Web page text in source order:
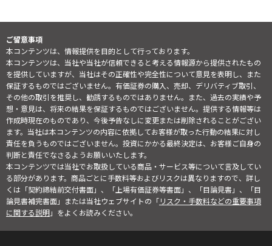
ご留意事項
本コンテンツは、情報提供を目的として行っております。
本コンテンツは、当社や当社が信頼できると考える情報源から提供されたもの
を提供していますが、当社はその正確性や完全性について意見を表明し、また
保証するものではございません。有価証券の購入、売却、デリバティブ取引、
その他の取引を推奨し、勧誘するものではありません。また、過去の実績や予
想・意見は、将来の結果を保証するものではございません。提供する情報等は
作成時現在のものであり、今後予告なしに変更または削除されることがござい
ます。当社は本コンテンツの内容に依拠してお客様が取った行動の結果に対し
責任を負うものではございません。投資にかかる最終決定は、お客様ご自身の
判断と責任でなさるようお願いいたします。
本コンテンツでは当社でお取扱している商品・サービス等について言及してい
る部分があります。商品ごとに手数料等およびリスクは異なりますので、詳し
くは「契約締結前交付書面」、「上場有価証券等書面」、「目論見書」、「目
論見書補完書面」または当社ウェブサイトの「リスク・手数料などの重要事項
に関する説明」をよくお読みください。